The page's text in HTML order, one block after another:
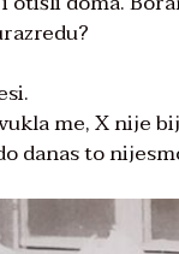
me, X nije
danas to